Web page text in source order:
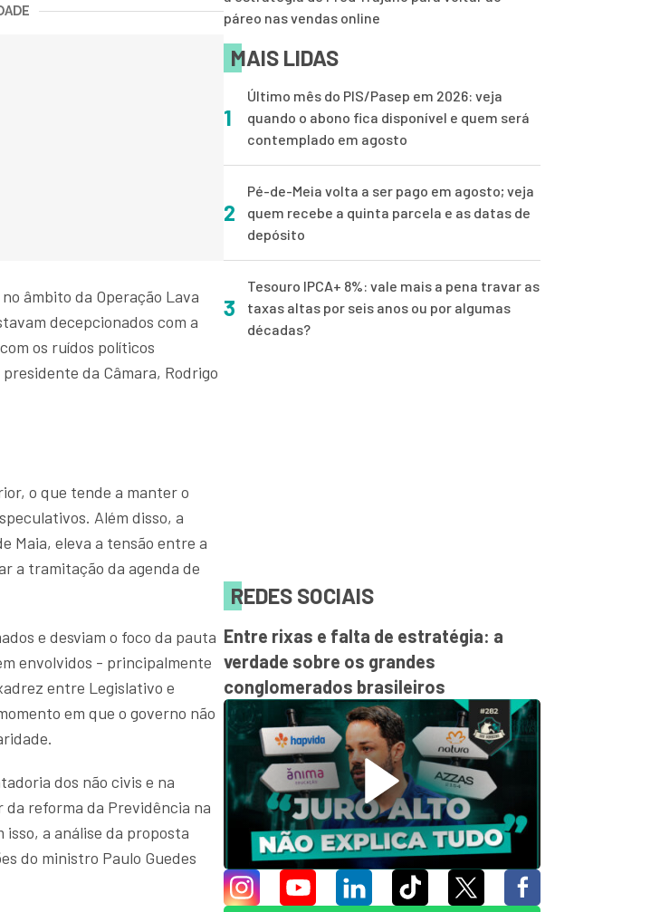
no âmbito da Operação Lava
decepcionados com a
os ruídos políticos
da Câmara, Rodrigo
o que tende a manter o
Além disso, a
Maia, eleva a tensão entre a
a tramitação da agenda de
e desviam o foco da pauta
envolvidos - principalmente
entre Legislativo e
em que o governo não
dos não civis e na
reforma da Previdência na
isso, a análise da proposta
do ministro Paulo Guedes
páreo nas vendas online
MAIS LIDAS
1
Último mês do PIS/Pasep em 2026: veja
quando o abono fica disponível e quem será
contemplado em agosto
2
Pé-de-Meia volta a ser pago em agosto; veja
quem recebe a quinta parcela e as datas de
depósito
3
Tesouro IPCA+ 8%: vale mais a pena travar as
taxas altas por seis anos ou por algumas
décadas?
REDES SOCIAIS
Entre rixas e falta de estratégia: a
verdade sobre os grandes
conglomerados brasileiros